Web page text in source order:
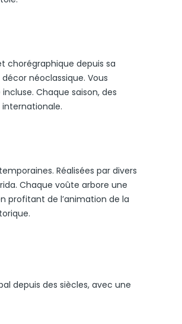
chorégraphique depuis sa
néoclassique. Vous
Chaque saison, des
Réalisées par divers
Chaque voûte arbore une
profitant de l’animation de la
depuis des siècles, avec une